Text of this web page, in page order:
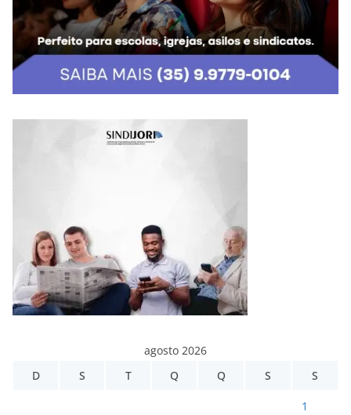
agosto 2026
D
S T Q Q S S
1